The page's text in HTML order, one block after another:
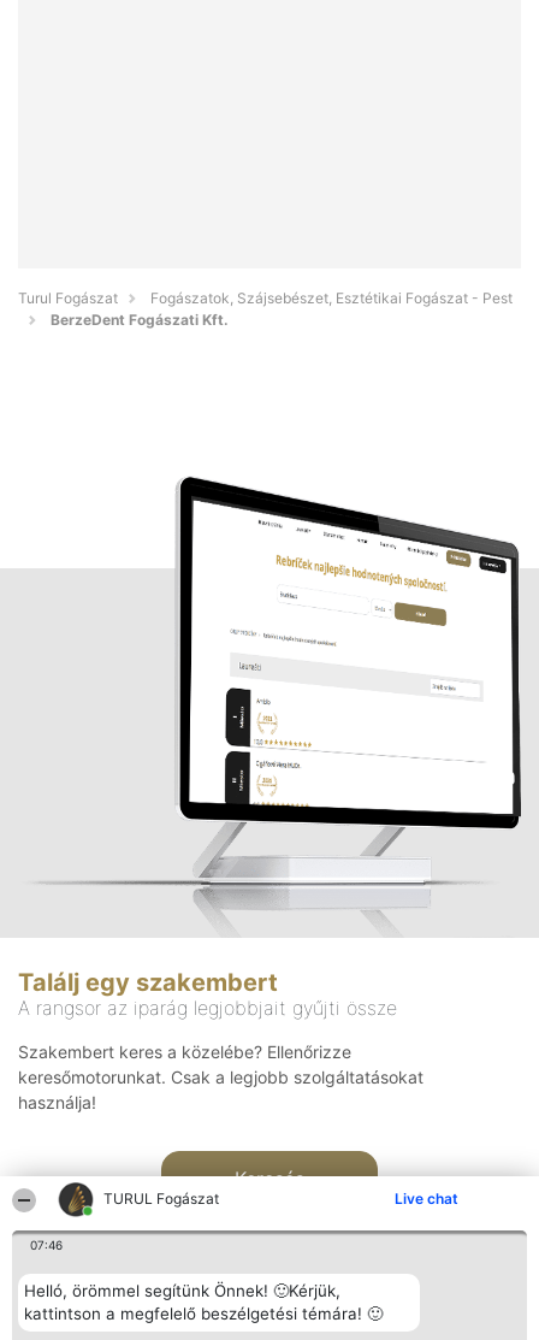
TURUL Fogászat Live chat
07:46
Helló, örömmel segítünk Önnek! 🙂Kérjük,
kattintson a megfelelő beszélgetési témára! 🙂
Turul Fogászat
Fogászatok, Szájsebészet, Esztétikai Fogászat - Pest
BerzeDent Fogászati Kft.
Találj egy szakembert
A rangsor az iparág legjobbjait gyűjti össze
Szakembert keres a közelébe? Ellenőrizze
keresőmotorunkat. Csak a legjobb szolgáltatásokat
használja!
Keresés